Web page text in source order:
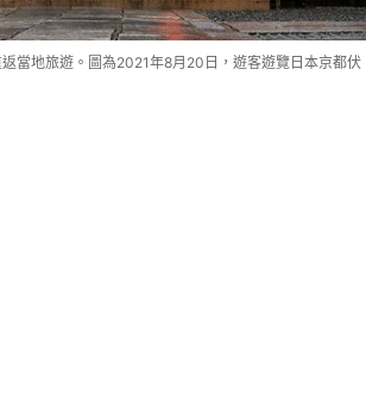
當地旅遊。圖為2021年8月20日，遊客遊覽日本京都伏